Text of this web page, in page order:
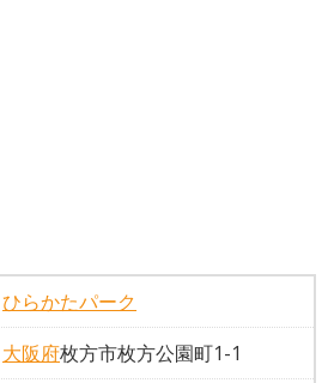
ひらかたパーク
大阪府枚方市枚方公園町1-1